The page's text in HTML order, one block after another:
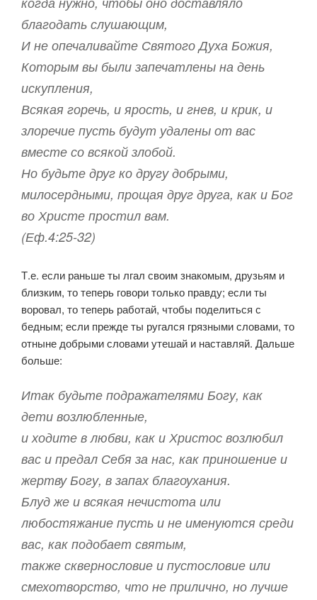
благодать слушающим,
И не опечаливайте Святого Духа Божия,
Которым вы были запечатлены на день
искупления,
Всякая горечь, и ярость, и гнев, и крик, и
злоречие пусть будут удалены от вас
вместе со всякой злобой.
Но будьте друг ко другу добрыми,
милосердными, прощая друг друга, как и Бог
во Христе простил вам.
(Еф.4:25-32)
Т.е. если раньше ты лгал своим знакомым, друзьям и
близким, то теперь говори только правду; если ты
воровал, то теперь работай, чтобы поделиться с
бедным; если прежде ты ругался грязными словами, то
отныне добрыми словами утешай и наставляй. Дальше
больше:
Итак будьте подражателями Богу, как
дети возлюбленные,
и ходите в любви, как и Христос возлюбил
вас и предал Себя за нас, как приношение и
жертву Богу, в запах благоухания.
Блуд же и всякая нечистота или
любостяжание пусть и не именуются среди
вас, как подобает святым,
также сквернословие и пустословие или
смехотворство, что не прилично, но лучше